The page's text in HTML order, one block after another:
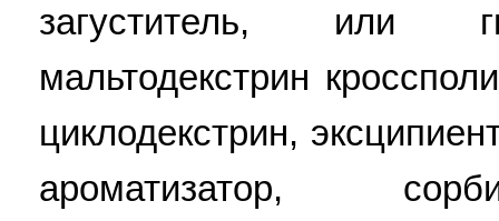
загуститель, или
мальтодекстрин
циклодекстрин,
ароматизатор,